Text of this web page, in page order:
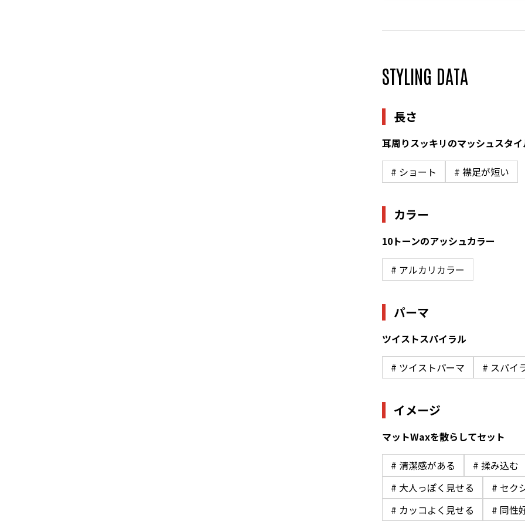
STYLING DATA
長さ
耳周りスッキリのマッシュスタ
# ショート # 襟足が短い
カラー
10トーンのアッシュカラー
# アルカリカラー
パーマ
ツイストスパイラル
# ツイストパーマ # スパイ
イメージ
マットWaxを散らしてセット
# 清潔感がある
# 揉み込む
# 大人っぽく見せる
# セク
# カッコよく見せる
# 同性